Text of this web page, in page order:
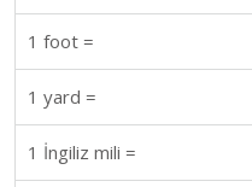
1 foot =
1 yard =
1 İngiliz mili =